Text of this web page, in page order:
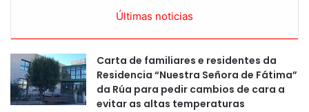
Últimas noticias
Carta de familiares e residentes da
Residencia “Nuestra Señora de Fátima”
da Rúa para pedir cambios de cara a
evitar as altas temperaturas